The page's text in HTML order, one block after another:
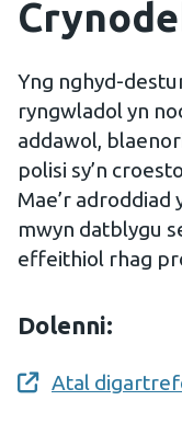
Yng nghyd-
ryngwladol yn
addawol,
polisi sy’n
Mae’r
mwyn datblygu
effeithiol rhag
Dolenni:
Opens a
Atal